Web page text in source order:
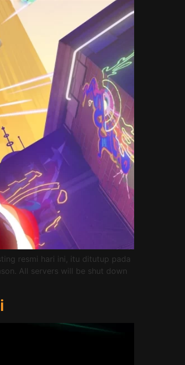
resmi hari ini, itu ditutup pada
All servers will be shut down